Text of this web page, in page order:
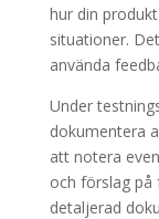
hur din
situationer.
använda
Under
dokumentera
att notera
och förslag på
detaljerad